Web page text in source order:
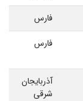
فارس
فارس
آذربایجان
شرقی